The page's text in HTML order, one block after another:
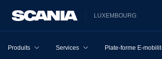
LUXEMBOURG
Produits Services Plate-forme E-mobilité